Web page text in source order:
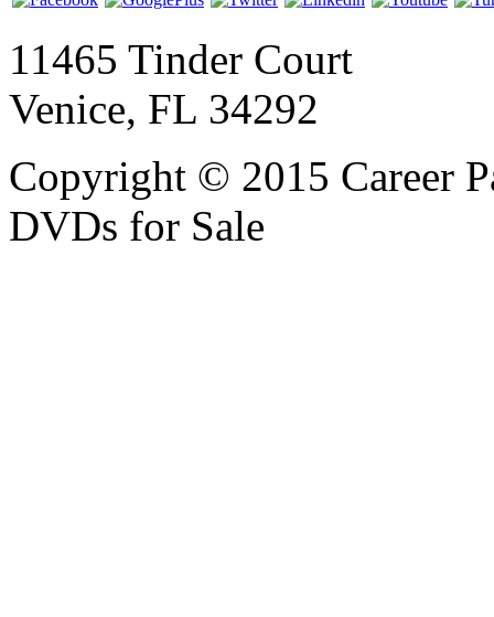
11465 Tinder Court
Venice, FL 34292
Copyright © 2015 Career
DVDs for Sale